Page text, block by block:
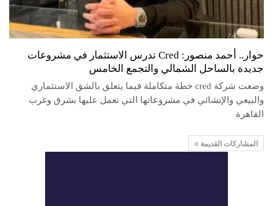
حوار.. أحمد منصور: Cred تدرس الاستثمار في مشروعات
جديدة بالساحل الشمالي والتجمع الخامس
وضعت شركة cred خطة متكاملة فيما يتعلق بالشق الاستثماري
والبيعي والإنشائي في مشروعاتها التي تعمل عليها بشرق وغرب
القاهرة
المشاركات القديمة